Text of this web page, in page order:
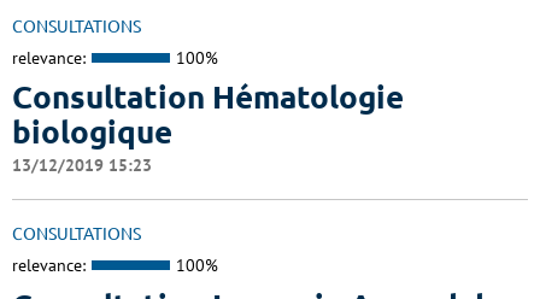
CONSULTATIONS
relevance: 100%
Consultation Hématologie
biologique
13/12/2019 15:23
CONSULTATIONS
relevance: 100%